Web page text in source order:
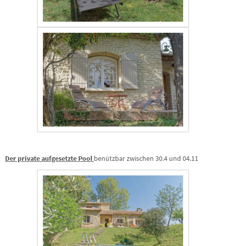
Der private aufgesetzte Pool benützbar zwischen 30.4 und 04.11